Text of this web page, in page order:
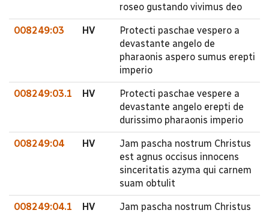
roseo gustando vivimus deo
008249:03 HV
Protecti paschae vespero a
devastante angelo de
pharaonis aspero sumus erepti
imperio
008249:03.1 HV
Protecti paschae vespere a
devastante angelo erepti de
durissimo pharaonis imperio
008249:04 HV
Jam pascha nostrum Christus
est agnus occisus innocens
sinceritatis azyma qui carnem
suam obtulit
008249:04.1 HV
Jam pascha nostrum Christus